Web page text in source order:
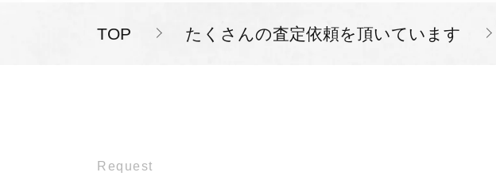
TOP たくさんの査定依頼を頂いています
Request